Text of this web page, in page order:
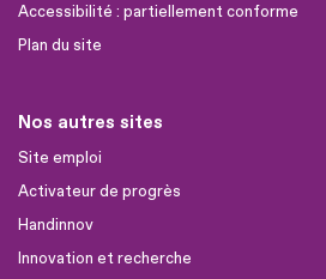
Accessibilité : partiellement conforme
Plan du site
Nos autres sites
Site emploi
Activateur de progrès
Handinnov
Innovation et recherche